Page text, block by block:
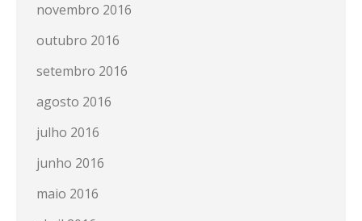
novembro 2016
outubro 2016
setembro 2016
agosto 2016
julho 2016
junho 2016
maio 2016